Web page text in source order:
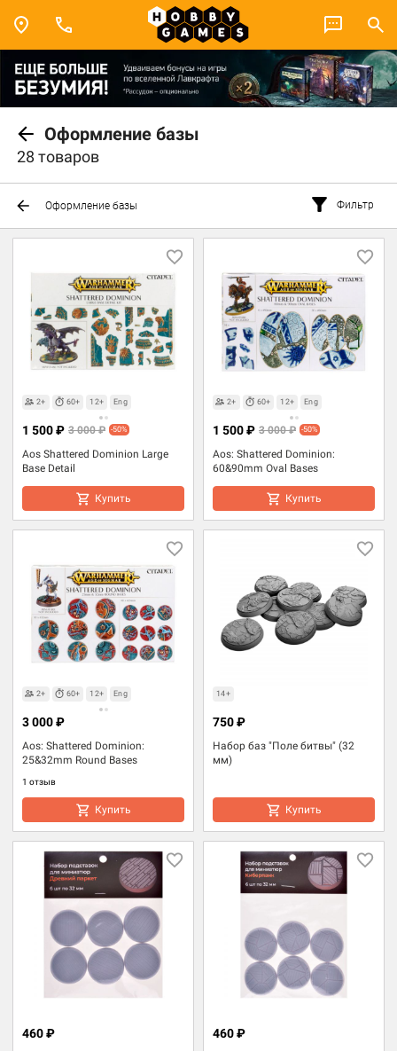
Оформление базы
28 товаров
Оформление базы Фильтр
2+ 60+ 12+ Eng
Aos Shattered Dominion Large
Base Detail
1 500 ₽ 3 000 ₽ -50%
Купить
2+ 60+ 12+ Eng
Aos: Shattered Dominion:
60&90mm Oval Bases
1 500 ₽ 3 000 ₽ -50%
Купить
2+ 60+ 12+ Eng
Aos: Shattered Dominion:
25&32mm Round Bases
1 отзыв
3 000 ₽
Купить
14+
Набор баз "Поле битвы" (32
мм)
750 ₽
Купить
460 ₽ 460 ₽